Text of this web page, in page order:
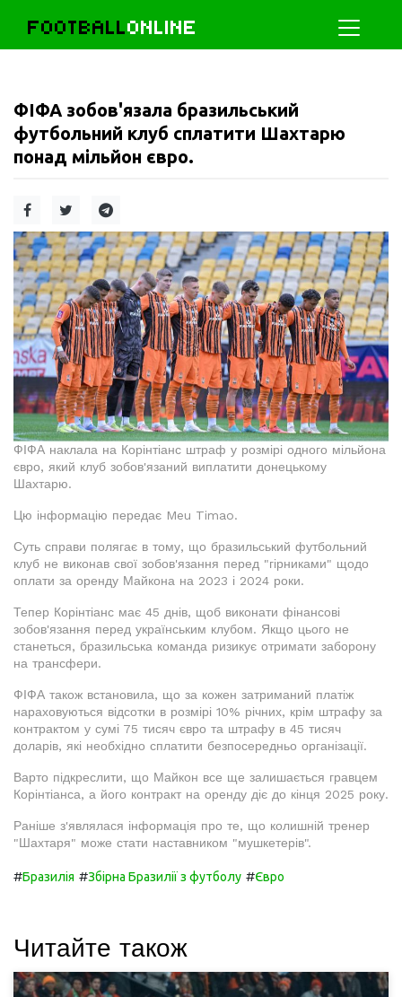
FOOTBALLONLINE
ФІФА зобов'язала бразильський
футбольний клуб сплатити Шахтарю
понад мільйон євро.
ФІФА наклала на Корінтіанс штраф у розмірі одного мільйона
євро, який клуб зобов'язаний виплатити донецькому
Шахтарю.
Цю інформацію передає Meu Timao.
Суть справи полягає в тому, що бразильський футбольний
клуб не виконав свої зобов'язання перед "гірниками" щодо
оплати за оренду Майкона на 2023 і 2024 роки.
Тепер Корінтіанс має 45 днів, щоб виконати фінансові
зобов'язання перед українським клубом. Якщо цього не
станеться, бразильська команда ризикує отримати заборону
на трансфери.
ФІФА також встановила, що за кожен затриманий платіж
нараховуються відсотки в розмірі 10% річних, крім штрафу за
контрактом у сумі 75 тисяч євро та штрафу в 45 тисяч
доларів, які необхідно сплатити безпосередньо організації.
Варто підкреслити, що Майкон все ще залишається гравцем
Корінтіанса, а його контракт на оренду діє до кінця 2025 року.
Раніше з'являлася інформація про те, що колишній тренер
"Шахтаря" може стати наставником "мушкетерів".
#Бразилія #Збірна Бразилії з футболу #Євро
Читайте також